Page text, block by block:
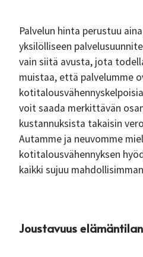
Palvelun hinta perustuu
yksilölliseen
vain siitä avusta, jota
muistaa, että palvelumme
voit saada merkittävän
kustannuksista takaisin
Autamme ja neuvomme
kotitalousvähennyksen
kaikki sujuu
Joustavuus